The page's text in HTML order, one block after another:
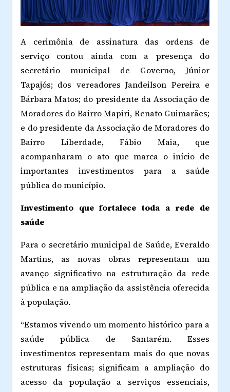
A cerimônia de assinatura das ordens de
serviço contou ainda com a presença do
secretário municipal de Governo, Júnior
Tapajós; dos vereadoresJandeilson Pereirae
Bárbara Matos; do presidente da Associação de
Moradores do Bairro Mapiri, Renato Guimarães;
e do presidente da Associação de Moradores do
Bairro Liberdade, Fábio Maia, que
acompanharam o ato que marca o início de
importantes investimentos para a saúde
pública do município.
Investimento que fortalece toda a rede de
saúde
Para o secretário municipal de Saúde, Everaldo
Martins, as novas obras representam um
avanço significativo na estruturação da rede
pública e na ampliação da assistência oferecida
à população.
“Estamos vivendo um momento histórico para a
saúde pública de Santarém. Esses
investimentos representam mais do que novas
estruturas físicas; significam a ampliação do
acesso da população a serviços essenciais,